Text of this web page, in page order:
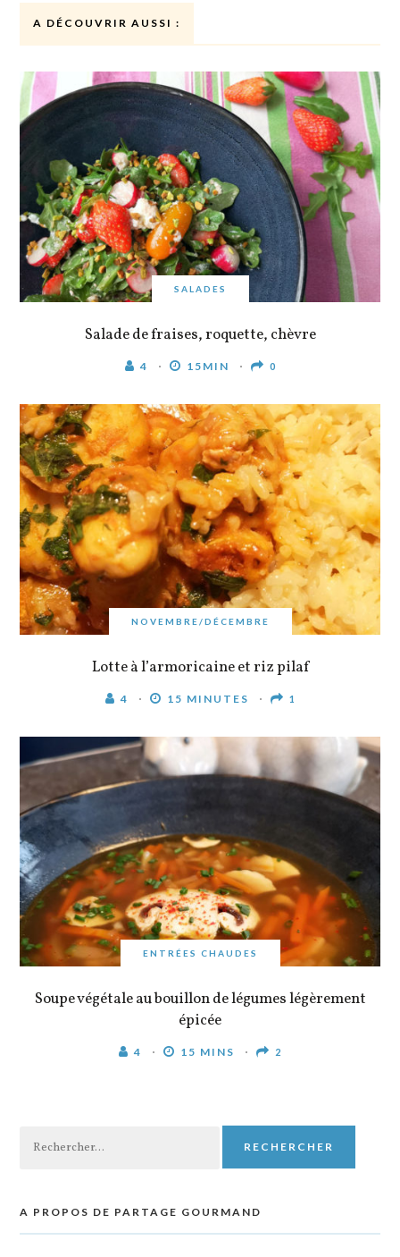
A DÉCOUVRIR AUSSI :
SALADES
Salade de fraises, roquette, chèvre
4 15MIN 0
NOVEMBRE/DÉCEMBRE
Lotte à l’armoricaine et riz pilaf
4 15 MINUTES 1
ENTRÉES CHAUDES
Soupe végétale au bouillon de légumes légèrement
épicée
4 15 MINS 2
A PROPOS DE PARTAGE GOURMAND